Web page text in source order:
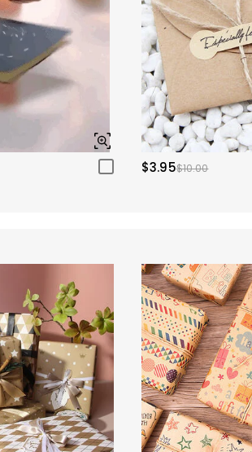
$3.95$10.00